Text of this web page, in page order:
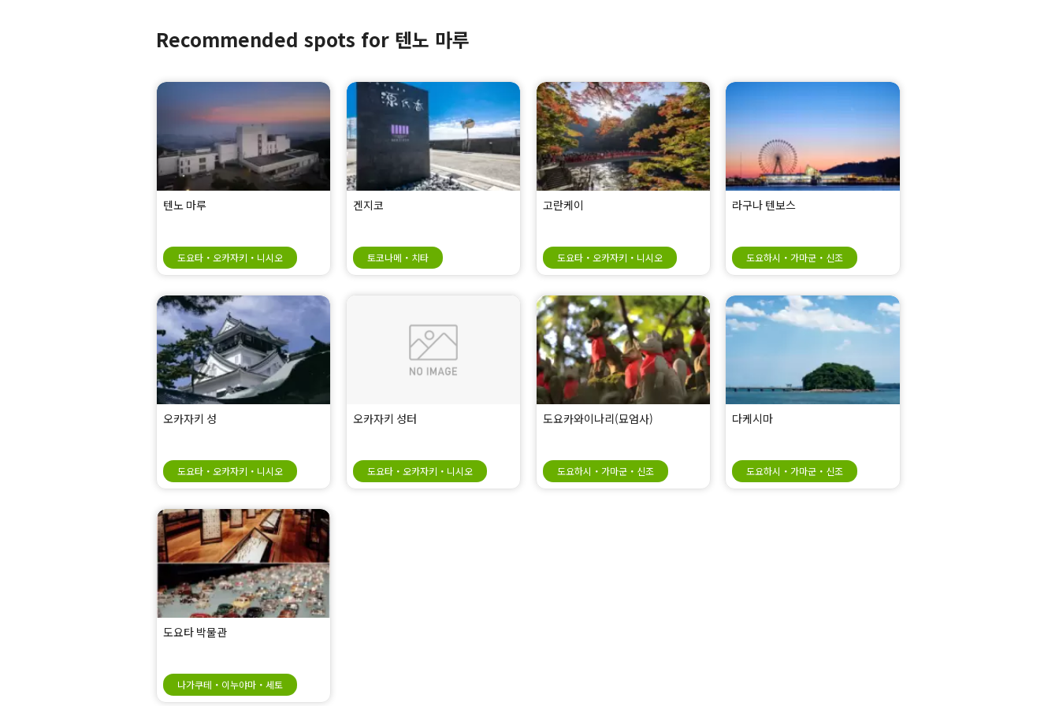
Recommended spots for 텐노 마루
텐노 마루
도요타・오카자키・니시오
겐지코
토코나메・치타
고란케이
도요타・오카자키・니시오
라구나 텐보스
도요하시・가마군・신조
오카자키 성
도요타・오카자키・니시오
오카자키 성터
도요타・오카자키・니시오
도요카와이나리(묘엄사)
도요하시・가마군・신조
다케시마
도요하시・가마군・신조
도요타 박물관
나가쿠테・이누야마・세토